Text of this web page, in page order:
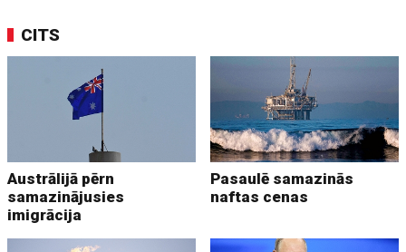
CITS
Austrālijā pērn
samazinājusies
imigrācija
Pasaulē samazinās
naftas cenas